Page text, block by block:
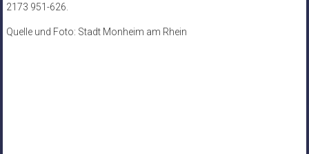
2173 951-626.
Quelle und Foto: Stadt Monheim am Rhein